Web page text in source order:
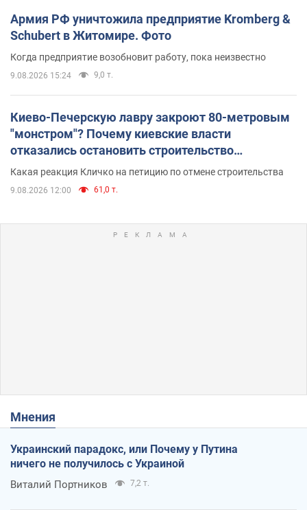
Армия РФ уничтожила предприятие Kromberg &
Schubert в Житомире. Фото
Когда предприятие возобновит работу, пока неизвестно
9.08.2026 15:24 9,0 т.
Киево-Печерскую лавру закроют 80-метровым
"монстром"? Почему киевские власти
отказались остановить строительство
небоскреба "московского верующего"
Какая реакция Кличко на петицию по отмене строительства
9.08.2026 12:00 61,0 т.
Мнения
Украинский парадокс, или Почему у Путина
ничего не получилось с Украиной
Виталий Портников 7,2 т.